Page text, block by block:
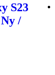
S23
/